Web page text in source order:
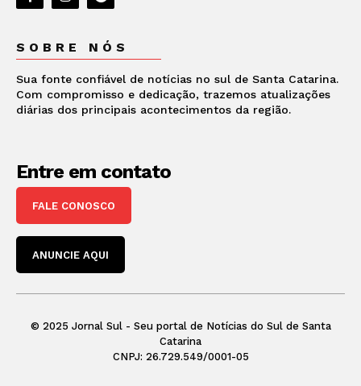
SOBRE NÓS
Sua fonte confiável de notícias no sul de Santa Catarina.
Com compromisso e dedicação, trazemos atualizações
diárias dos principais acontecimentos da região.
Entre em contato
FALE CONOSCO
ANUNCIE AQUI
© 2025 Jornal Sul - Seu portal de Notícias do Sul de Santa
Catarina
CNPJ: 26.729.549/0001-05